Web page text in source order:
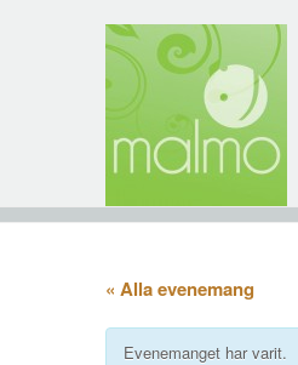
« Alla evenemang
Evenemanget har varit.